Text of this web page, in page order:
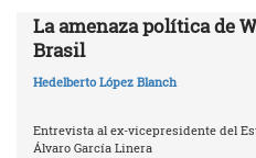
La amenaza política de
Brasil
Hedelberto López Blanch
Entrevista al ex-vicepresidente del
Álvaro García Linera